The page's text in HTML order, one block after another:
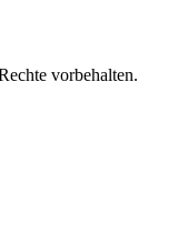
vorbehalten.